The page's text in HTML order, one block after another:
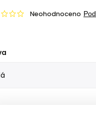
Neohodnoceno